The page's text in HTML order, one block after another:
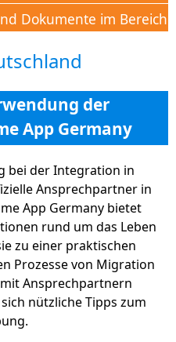
Dokumente im Bereich
um alle Menschen in
zu unterstützen
mit vielen Tipps,
bei der
als Webseiten-
app-
und-
Vereinbarkeit von
als kostenlose Apps,
der
App Germany
bei der Integration in
Ansprechpartner in
App Germany bietet
rund um das Leben
zu einer praktischen
Prozesse von Migration
Ansprechpartnern
nützliche Tipps zum